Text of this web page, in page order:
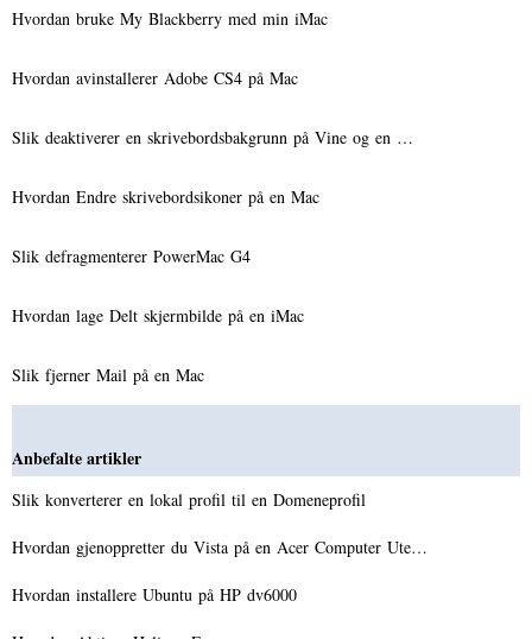
Hvordan bruke My Blackberry med min iMac
Hvordan avinstallerer Adobe CS4 på Mac
Slik deaktiverer en skrivebordsbakgrunn på Vine og en …
Hvordan Endre skrivebordsikoner på en Mac
Slik defragmenterer PowerMac G4
Hvordan lage Delt skjermbilde på en iMac
Slik fjerner Mail på en Mac
Anbefalte artikler
Slik konverterer en lokal profil til en Domeneprofil
Hvordan gjenoppretter du Vista på en Acer Computer Ute…
Hvordan installere Ubuntu på HP dv6000